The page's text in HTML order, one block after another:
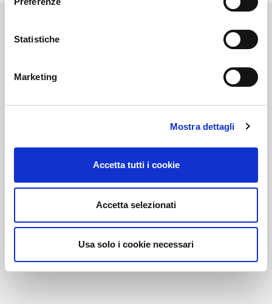
Statistiche
Marketing
Mostra dettagli
Accetta tutti i cookie
Accetta selezionati
Usa solo i cookie necessari
Negozi
Bar e Ristoranti